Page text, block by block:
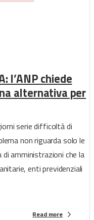
l’ANP chiede
alternativa per
serie difficoltà di
non riguarda solo le
amministrazioni che la
enti previdenziali
Read more